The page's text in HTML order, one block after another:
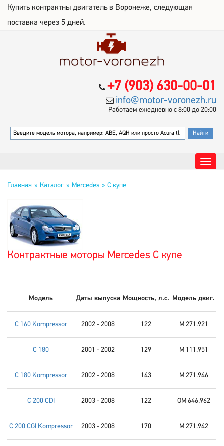
Купить контрактны двигатель в Воронеже, следующая
поставка через 5 дней.
+7 (903) 630-00-01
info@motor-voronezh.ru
Работаем ежедневно с 8:00 до 20:00
Главная Каталог Mercedes C купе
Контрактные моторы Mercedes C купе
Модель Даты выпуска Мощность, л.с. Модель двиг.
C 160 Kompressor 2002 - 2008 122 M 271.921
C 180 2001 - 2002 129 M 111.951
C 180 Kompressor 2002 - 2008 143 M 271.946
C 200 CDI 2003 - 2008 122 OM 646.962
C 200 CGI Kompressor 2003 - 2008 170 M 271.942